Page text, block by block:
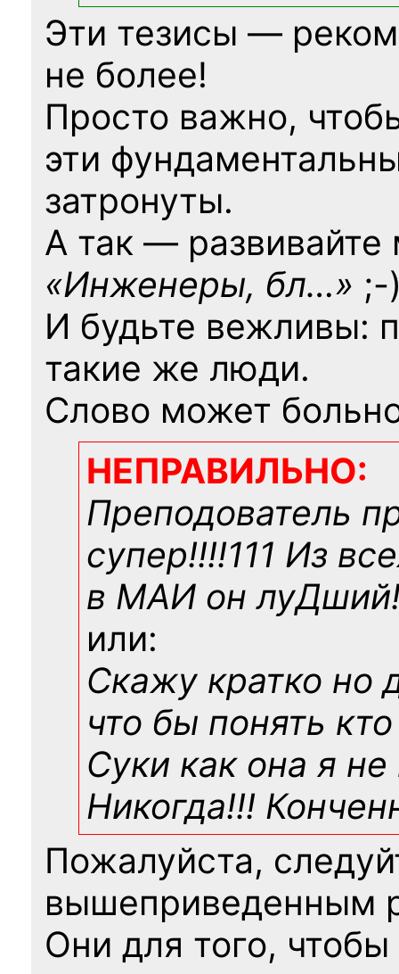
Эти тезисы —
не более!
Просто важно,
эти
затронуты.
А так — развивайте
«Инженеры, бл…» ;-
И будьте вежливы:
такие же люди.
Слово может
НЕПРАВИЛЬНО:
Преподователь
супер!!!!111 Из
в МАИ он
или:
Скажу кратко но
что бы понять
Суки как она я не
Никогда!!!
Пожалуйста,
вышеприведенным
Они для того,